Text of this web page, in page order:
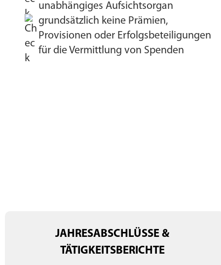
unabhängiges Aufsichtsorgan
grundsätzlich keine Prämien,
Provisionen oder Erfolgsbeteiligungen
für die Vermittlung von Spenden
JAHRESABSCHLÜSSE &
TÄTIGKEITSBERICHTE